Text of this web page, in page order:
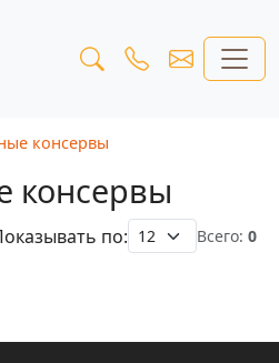
консервы
консервы
по: Всего: 0